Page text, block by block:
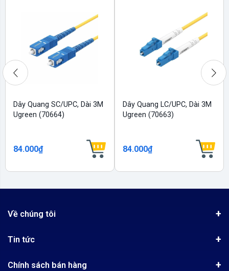
Dây Quang SC/UPC, Dài 3M
Ugreen (70664)
84.000₫
Dây Quang LC/UPC, Dài 3M
Ugreen (70663)
84.000₫
Về chúng tôi
Quy chế hoạt động
Tin tức
Chính sách bán hàng